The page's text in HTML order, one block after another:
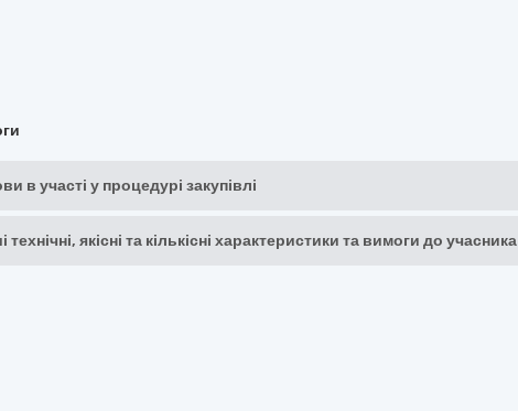
в участі у процедурі закупівлі
технічні, якісні та кількісні характеристики та вимоги до учасника